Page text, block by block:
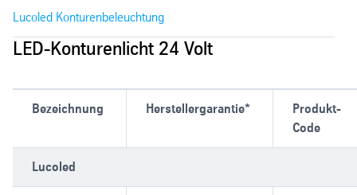
Lucoled Konturenbeleuchtung
LED-Konturenlicht 24 Volt
Bezeichnung Herstellergarantie*
Produkt-
Code
Lucoled